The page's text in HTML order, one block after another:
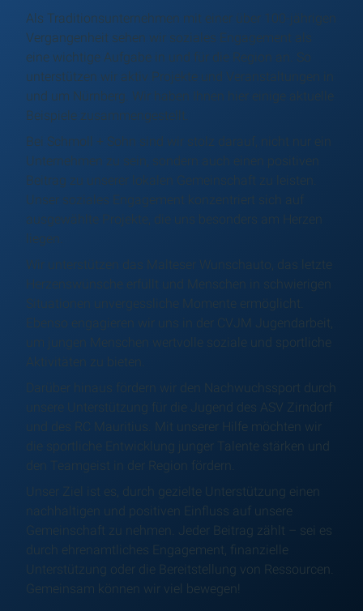
Als Traditionsunternehmen mit einer über 100-jährigen
Vergangenheit sehen wir soziales Engagement als
eine wichtige Aufgabe in und für die Region an. So
unterstützen wir aktiv Projekte und Veranstaltungen in
und um Nürnberg. Wir haben Ihnen hier einige aktuelle
Beispiele zusammengestellt.
Bei Schmoll + Sohn sind wir stolz darauf, nicht nur ein
Unternehmen zu sein, sondern auch einen positiven
Beitrag zu unserer lokalen Gemeinschaft zu leisten.
Unser soziales Engagement konzentriert sich auf
ausgewählte Projekte, die uns besonders am Herzen
liegen.
Wir unterstützen das Malteser Wunschauto, das letzte
Herzenswünsche erfüllt und Menschen in schwierigen
Situationen unvergessliche Momente ermöglicht.
Ebenso engagieren wir uns in der CVJM Jugendarbeit,
um jungen Menschen wertvolle soziale und sportliche
Aktivitäten zu bieten.
Darüber hinaus fördern wir den Nachwuchssport durch
unsere Unterstützung für die Jugend des ASV Zirndorf
und des RC Mauritius. Mit unserer Hilfe möchten wir
die sportliche Entwicklung junger Talente stärken und
den Teamgeist in der Region fördern.
Unser Ziel ist es, durch gezielte Unterstützung einen
nachhaltigen und positiven Einfluss auf unsere
Gemeinschaft zu nehmen. Jeder Beitrag zählt – sei es
durch ehrenamtliches Engagement, finanzielle
Unterstützung oder die Bereitstellung von Ressourcen.
Gemeinsam können wir viel bewegen!